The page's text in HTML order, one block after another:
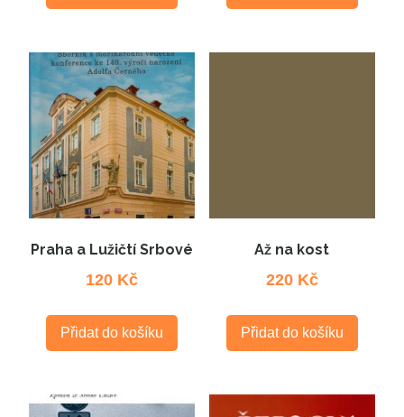
Praha a Lužičtí Srbové
120 Kč
Přidat do košíku
Až na kost
220 Kč
Přidat do košíku